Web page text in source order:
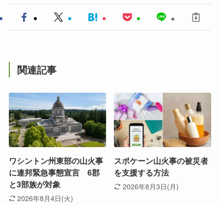
関連記事
ワシントン州東部の山火事
に連邦緊急事態宣言 6郡
と3部族が対象
2026年8月4日(火)
スポケーン山火事の被災者
を支援する方法
2026年8月3日(月)